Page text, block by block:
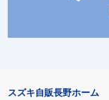
スズキ自販長野ホーム